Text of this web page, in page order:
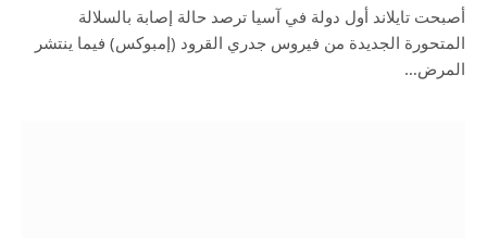
أصبحت تايلاند أول دولة في آسيا ترصد حالة إصابة بالسلالة
المتحورة الجديدة من فيروس جدري القرود (إمبوكس) فيما ينتشر
المرض…